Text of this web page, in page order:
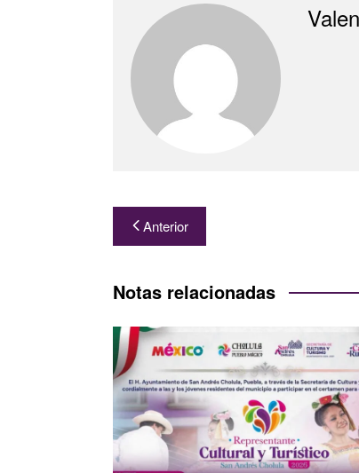
Navegación
de
entradas
Anterior
Notas relacionadas